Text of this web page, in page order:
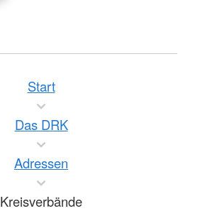
Start
Das DRK
Adressen
Kreisverbände